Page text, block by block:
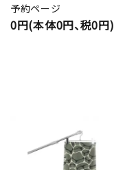
予約ページ
0円(本体0円、税0円)